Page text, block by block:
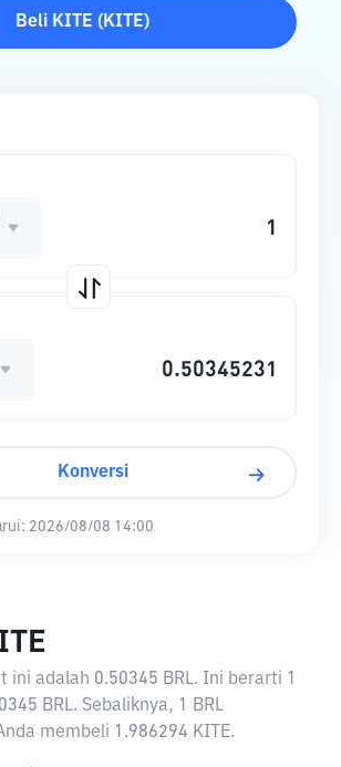
Beli KITE ( KITE)
Konversi
2026/08/08 14:00
ini adalah 0.50345 BRL. Ini berarti 1
BRL. Sebaliknya, 1 BRL
membeli 1.986294 KITE.